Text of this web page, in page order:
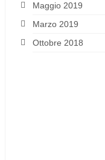
Maggio 2019
Marzo 2019
Ottobre 2018